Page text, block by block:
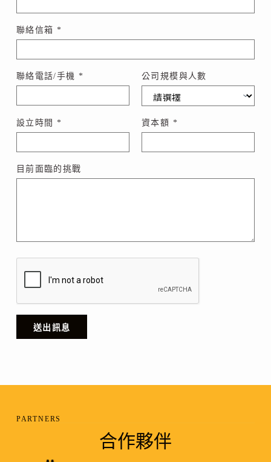
聯絡信箱 *
聯絡電話/手機* 公司規模與人數
設立時間 * 資本額 *
目前面臨的挑戰
送出訊息
PARTNERS
合作夥伴